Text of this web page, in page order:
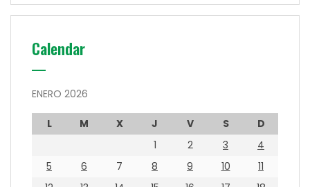
Calendar
ENERO 2026
L M X J V S
D
1
2 3
4
5
6 7 8 9 10
11